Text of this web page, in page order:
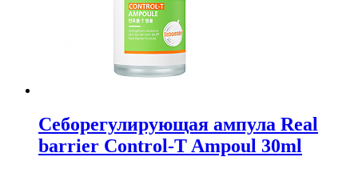
Себорегулирующая ампула Real
barrier Control-T Ampoul 30ml